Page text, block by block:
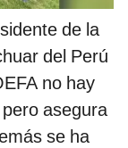
de la
del Perú
no hay
asegura
se ha